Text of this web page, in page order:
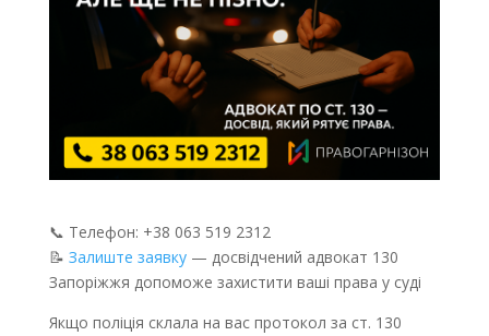
📞 Телефон: +38 063 519 2312
📝 Залиште заявку— досвідчений адвокат 130
Запоріжжя допоможе захистити ваші права у суді
Якщо поліція склала на вас протокол за ст. 130